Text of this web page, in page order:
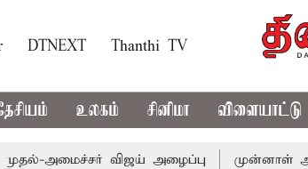
DTNEXT Thanthi TV
உலகம் சினிமா விளையாட்டு
விஜய் அழைப்பு முன்னாள் அமைச்சர்